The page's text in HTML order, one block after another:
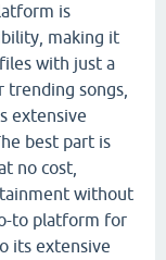
is
making it
with just a
trending songs,
extensive
best part is
no cost,
without
to platform for
its extensive